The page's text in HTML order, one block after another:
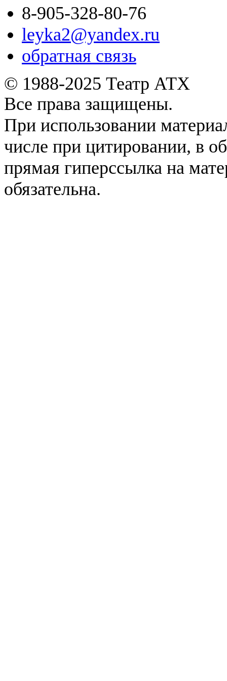
8-905-328-80-76
leyka2@yandex.ru
обратная связь
© 1988-2025 Театр АТХ
Все права защищены.
При использовании
числе при цитировании, в
прямая гиперссылка на
обязательна.